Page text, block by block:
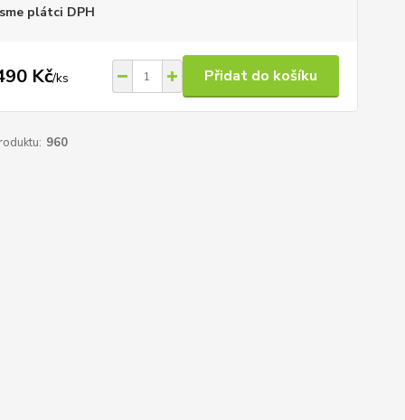
plátci DPH
Kč/ks Přidat do košíku
960